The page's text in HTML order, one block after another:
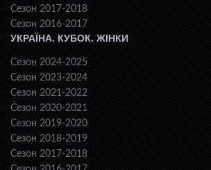
Сезон 2017-2018
Сезон 2016-2017
УКРАЇНА. КУБОК. ЖІНКИ
Сезон 2024-2025
Сезон 2023-2024
Сезон 2021-2022
Сезон 2020-2021
Сезон 2019-2020
Сезон 2018-2019
Сезон 2017-2018